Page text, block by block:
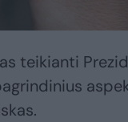
teikianti